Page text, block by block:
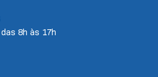
8h às 17h